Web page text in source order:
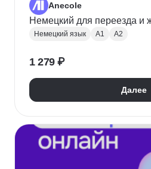
Anecole
Немецкий для переезда и
Немецкий язык A1 A2
1 279 ₽
Далее